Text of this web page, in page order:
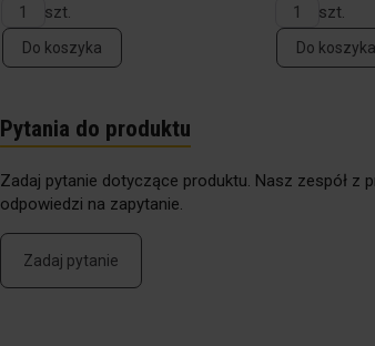
szt.
Do koszyka
szt.
Do koszyka
Pytania do produktu
Zadaj pytanie dotyczące produktu. Nasz zespół z
odpowiedzi na zapytanie.
Zadaj pytanie